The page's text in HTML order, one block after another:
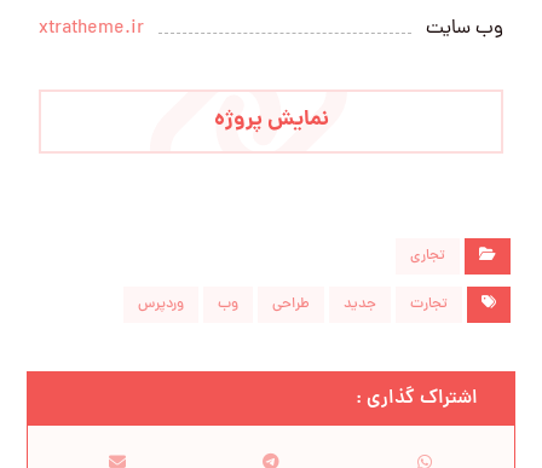
وب سایت
xtratheme.ir
نمایش پروژه
تجاری
تجارت جدید طراحی وب وردپرس